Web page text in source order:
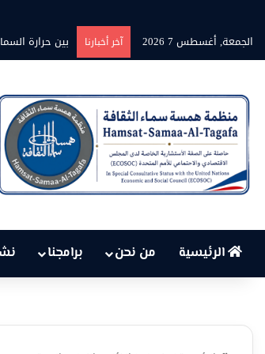
الجمعة, أغسطس 7 2026
آخر أخبارنا برنامج” قلوب
الرئيسية من نحن برامجنا